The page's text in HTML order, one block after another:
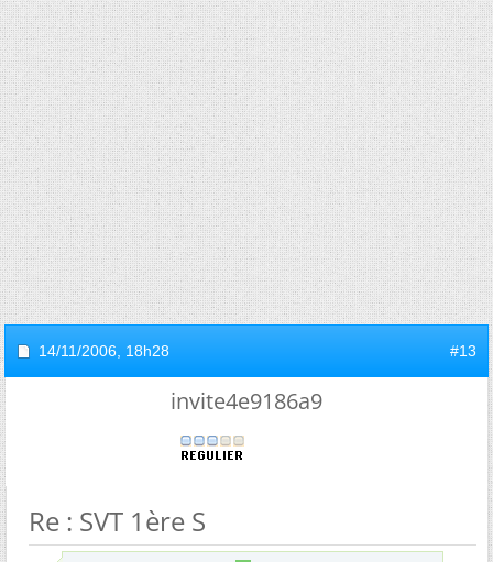
14/11/2006, 18h28 #13
invite4e9186a9
Re : SVT 1ère S